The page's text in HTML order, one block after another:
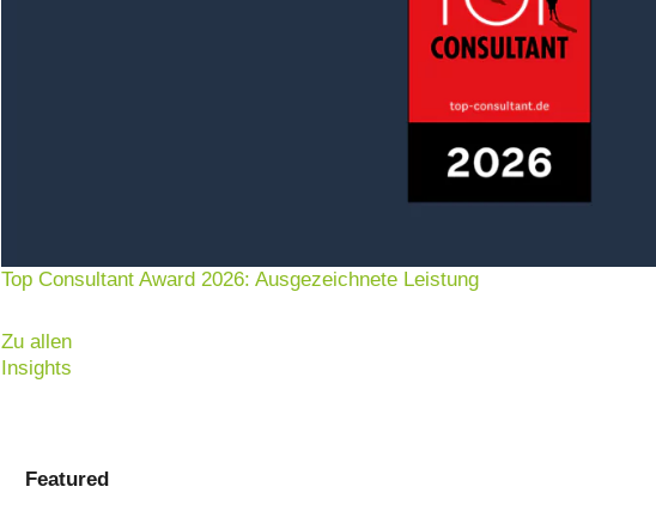
Top Consultant Award 2026: Ausgezeichnete Leistung
Zu allen
Insights
Featured